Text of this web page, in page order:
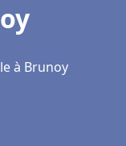
à Brunoy